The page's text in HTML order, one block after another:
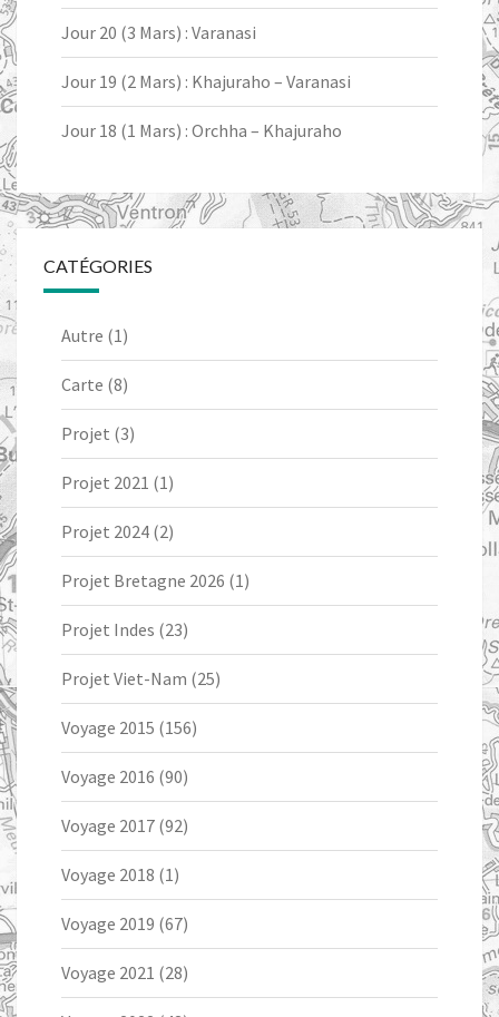
Jour 20 (3 Mars) : Varanasi
Jour 19 (2 Mars) : Khajuraho – Varanasi
Jour 18 (1 Mars) : Orchha – Khajuraho
CATÉGORIES
Autre (1)
Carte (8)
Projet (3)
Projet 2021 (1)
Projet 2024 (2)
Projet Bretagne 2026 (1)
Projet Indes (23)
Projet Viet-Nam (25)
Voyage 2015 (156)
Voyage 2016 (90)
Voyage 2017 (92)
Voyage 2018 (1)
Voyage 2019 (67)
Voyage 2021 (28)